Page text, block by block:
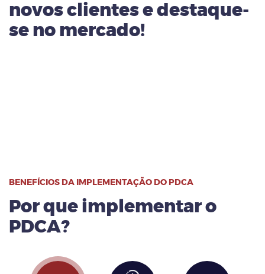
novos clientes e destaque-
se no mercado!
BENEFÍCIOS DA IMPLEMENTAÇÃO DO PDCA
Por que implementar o
PDCA?